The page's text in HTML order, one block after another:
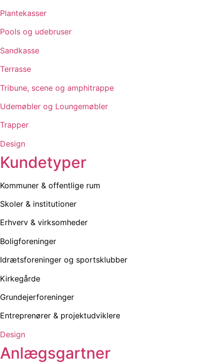
Plantekasser
Pools og udebruser
Sandkasse
Terrasse
Tribune, scene og amphitrappe
Udemøbler og Loungemøbler
Trapper
Design
Kundetyper
Kommuner & offentlige rum
Skoler & institutioner
Erhverv & virksomheder
Boligforeninger
Idrætsforeninger og sportsklubber
Kirkegårde
Grundejerforeninger
Entreprenører & projektudviklere
Design
Anlægsgartner